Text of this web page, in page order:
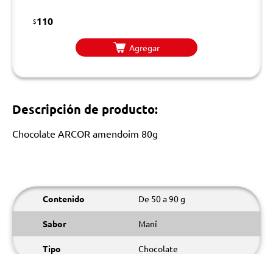
$110
Agregar
Descripción de producto:
Chocolate ARCOR amendoim 80g
Contenido De 50 a 90 g
Sabor Maní
Tipo Chocolate